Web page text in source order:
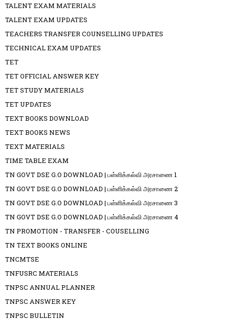
TALENT EXAM MATERIALS
TALENT EXAM UPDATES
TEACHERS TRANSFER COUNSELLING UPDATES
TECHNICAL EXAM UPDATES
TET
TET OFFICIAL ANSWER KEY
TET STUDY MATERIALS
TET UPDATES
TEXT BOOKS DOWNLOAD
TEXT BOOKS NEWS
TEXT MATERIALS
TIME TABLE EXAM
TN GOVT DSE G.O DOWNLOAD | பள்ளிக்கல்வி அரசாணை 1
TN GOVT DSE G.O DOWNLOAD | பள்ளிக்கல்வி அரசாணை 2
TN GOVT DSE G.O DOWNLOAD | பள்ளிக்கல்வி அரசாணை 3
TN GOVT DSE G.O DOWNLOAD | பள்ளிக்கல்வி அரசாணை 4
TN PROMOTION - TRANSFER - COUSELLING
TN TEXT BOOKS ONLINE
TNCMTSE
TNFUSRC MATERIALS
TNPSC ANNUAL PLANNER
TNPSC ANSWER KEY
TNPSC BULLETIN